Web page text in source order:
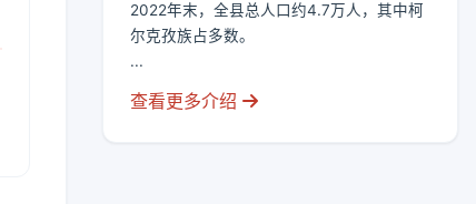
2022年末，全县总人口约4.7万人，其中柯
尔克孜族占多数。
...
查看更多介绍